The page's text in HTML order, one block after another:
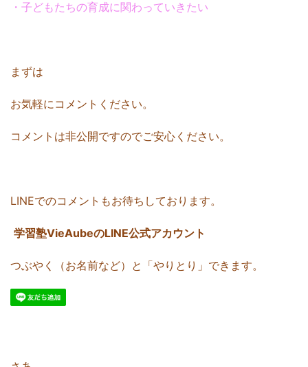
・子どもたちの育成に関わっていきたい
まずは
お気軽にコメントください。
コメントは非公開ですのでご安心ください。
LINEでのコメントもお待ちしております。
学習塾VieAubeのLINE公式アカウント
つぶやく（お名前など）と「やりとり」できます。